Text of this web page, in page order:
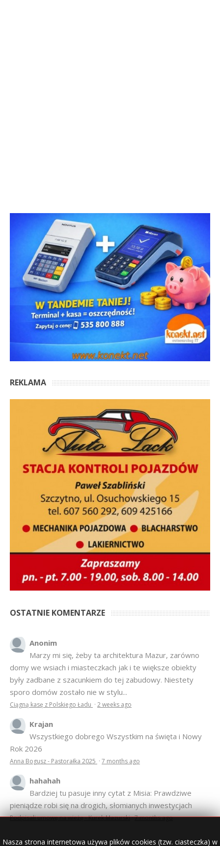
REKLAMA
OSTATNIE KOMENTARZE
Anonim
Marzy mi się, żeby ta architektura Mazur, zarówno
domy we wsiach i miasteczkach jak i te większe obiekty
były zadbane z szacunkiem do tej zabudowy. Niestety
sporo domów zostało nie w stylu...
Ciągną kasę z Polskiego Ładu · 2 weeks ago
Krajan
Wszystkiego dobrego Wszystkim na święta i Nowy
Rok 2026
Anna Bogusz - Pastorałka 2025 · 7 months ago
hahahah
Bardziej tu pasuje inny cytat z Misia: Prawdziwe
pieniądze robi się na drogich, słomianych inwestycjach
Podpisali umowę na wieżę - Kurek Mazurski·7 months ago
Nasza strona internetowa używa plików cookies (tzw. ciasteczka) w